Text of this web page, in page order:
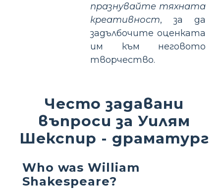
празнувайте тяхната
креативност, за да
задълбочите оценката
им към неговото
творчество.
Често задавани
въпроси за Уилям
Шекспир - драматург
Who was William
Shakespeare?